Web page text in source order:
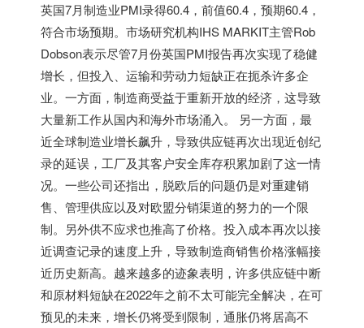
英国7月制造业PMI录得60.4，前值60.4，预期60.4，
符合市场预期。市场研究机构IHS MARKIT主管Rob
Dobson表示尽管7月份英国PMI报告再次实现了稳健
增长，但投入、运输和劳动力短缺正在扼杀许多企
业。一方面，制造商受益于重新开放的经济，这导致
大量新工作从国内和海外市场涌入。 另一方面，最
近全球制造业增长飙升，导致供应链再次出现近创纪
录的延误，工厂及其客户安全库存积累加剧了这一情
况。一些公司还指出，脱欧后的问题仍是对重建销
售、管理供应以及对欧盟分销渠道的努力的一个限
制。另外供不应求也推高了价格。投入成本再次以接
近调查记录的速度上升，导致制造商销售价格涨幅接
近历史新高。越来越多的迹象表明，许多供应链中断
和原材料短缺在2022年之前不太可能完全解决，在可
预见的未来，增长仍将受到限制，通胀仍将居高不